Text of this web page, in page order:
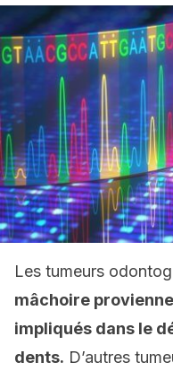
Les tumeurs
mâchoire
impliqués dans le
dents. D’autres